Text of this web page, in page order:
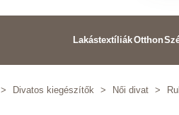
LakástextíliákOtthon
> Divatos kiegészítők > Női divat >